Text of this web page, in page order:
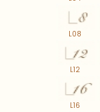
L08
L12
L16